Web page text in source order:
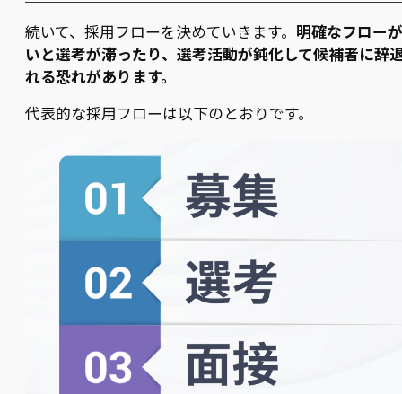
続いて、採用フローを決めていきます。 明確なフロー
いと選考が滞ったり、選考活動が鈍化して候補者に辞
れる恐れがあります。
代表的な採用フローは以下のとおりです。